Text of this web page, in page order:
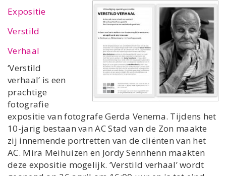
Expositie
Verstild
Verhaal
‘Verstild
verhaal’ is een
prachtige
fotografie
expositie van fotografe Gerda Venema. Tijdens het
10-jarig bestaan van AC Stad van de Zon maakte
zij innemende portretten van de cliënten van het
AC. Mira Meihuizen en Jordy Sennhenn maakten
deze expositie mogelijk. ‘Verstild verhaal’ wordt